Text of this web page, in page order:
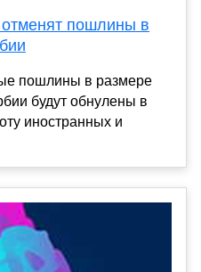
пошлины в
пошлины в размере
будут обнулены в
иностранных и